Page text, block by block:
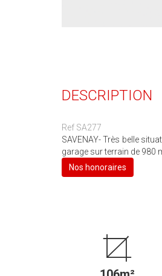
DESCRIPTION
Ref SA277
SAVENAY- Très belle
garage sur terrain de 980
Nos honoraires